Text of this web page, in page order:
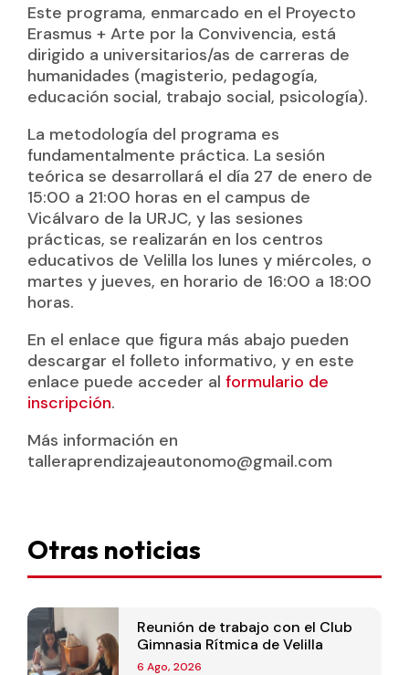
Este programa, enmarcado en el Proyecto
Erasmus + Arte por la Convivencia, está
dirigido a universitarios/as de carreras de
humanidades (magisterio, pedagogía,
educación social, trabajo social, psicología).
La metodología del programa es
fundamentalmente práctica. La sesión
teórica se desarrollará el día 27 de enero de
15:00 a 21:00 horas en el campus de
Vicálvaro de la URJC, y las sesiones
prácticas, se realizarán en los centros
educativos de Velilla los lunes y miércoles, o
martes y jueves, en horario de 16:00 a 18:00
horas.
En el enlace que figura más abajo pueden
descargar el folleto informativo, y en este
enlace puede acceder al formulario de
inscripción.
Más información en
talleraprendizajeautonomo@gmail.com
Otras noticias
Reunión de trabajo con el Club
Gimnasia Rítmica de Velilla
6 Ago, 2026